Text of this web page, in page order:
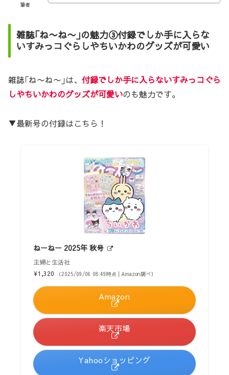
筆者
雑誌｢ね〜ね〜｣の魅力③付録でしか手に入らな
いすみっコぐらしやちいかわのグッズが可愛い
雑誌｢ね〜ね〜｣は、 付録でしか手に入らないすみっコぐら
しやちいかわのグッズが可愛いのも魅力です。
▼最新号の付録はこちら！
ねーねー 2025年 秋号
主婦と生活社
¥1,320
（2025/09/06 08:49時点 | Amazon調べ）
Amazon
楽天市場
Yahooショッピング